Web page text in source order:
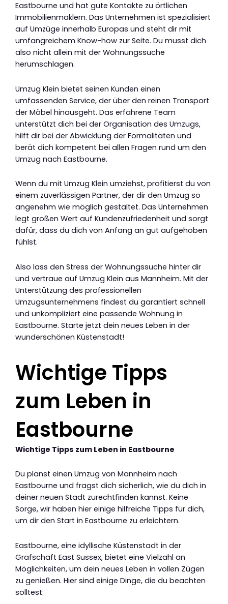
Eastbourne und hat gute Kontakte zu örtlichen
Immobilienmaklern. Das Unternehmen ist spezialisiert
auf Umzüge innerhalb Europas und steht dir mit
umfangreichem Know-how zur Seite. Du musst dich
also nicht allein mit der Wohnungssuche
herumschlagen.
Umzug Klein bietet seinen Kunden einen
umfassenden Service, der über den reinen Transport
der Möbel hinausgeht. Das erfahrene Team
unterstützt dich bei der Organisation des Umzugs,
hilft dir bei der Abwicklung der Formalitäten und
berät dich kompetent bei allen Fragen rund um den
Umzug nach Eastbourne.
Wenn du mit Umzug Klein umziehst, profitierst du von
einem zuverlässigen Partner, der dir den Umzug so
angenehm wie möglich gestaltet. Das Unternehmen
legt großen Wert auf Kundenzufriedenheit und sorgt
dafür, dass du dich von Anfang an gut aufgehoben
fühlst.
Also lass den Stress der Wohnungssuche hinter dir
und vertraue auf Umzug Klein aus Mannheim. Mit der
Unterstützung des professionellen
Umzugsunternehmens findest du garantiert schnell
und unkompliziert eine passende Wohnung in
Eastbourne. Starte jetzt dein neues Leben in der
wunderschönen Küstenstadt!
Wichtige Tipps
zum Leben in
Eastbourne
Wichtige Tipps zum Leben in Eastbourne
Du planst einen Umzug von Mannheim nach
Eastbourne und fragst dich sicherlich, wie du dich in
deiner neuen Stadt zurechtfinden kannst. Keine
Sorge, wir haben hier einige hilfreiche Tipps für dich,
um dir den Start in Eastbourne zu erleichtern.
Eastbourne, eine idyllische Küstenstadt in der
Grafschaft East Sussex, bietet eine Vielzahl an
Möglichkeiten, um dein neues Leben in vollen Zügen
zu genießen. Hier sind einige Dinge, die du beachten
solltest: